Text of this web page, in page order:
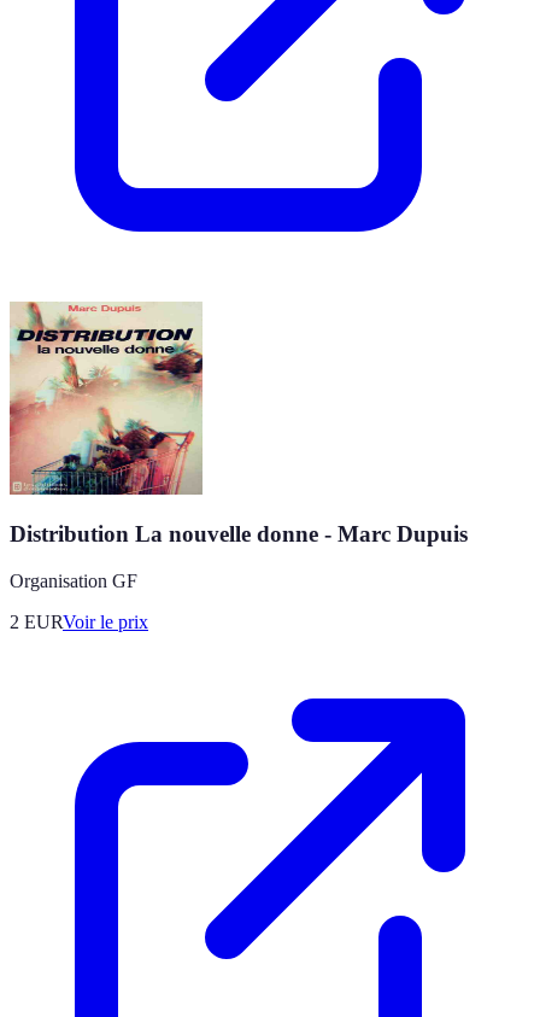
Distribution La nouvelle donne - Marc Dupuis
Organisation GF
2 EURVoir le prix